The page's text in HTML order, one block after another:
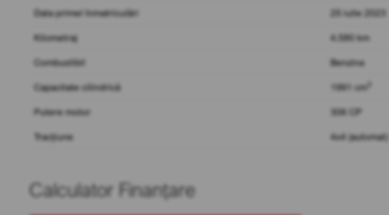
Data primei înmatriculări 25 iulie 2023
Kilometraj 4.580 km
Combustibil Benzina
Capacitate cilindrică 1991 cm
Putere motor 306 CP
Tracțiune 4x4 (automat)
Calculator Finanțare